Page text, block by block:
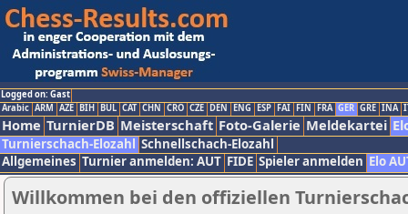
Logged on: Gast
Arabic ARM AZE BIH BUL CAT CHN CRO CZE DEN ENG ESP FAI FIN FRA GER GRE INA
Home TurnierDB Meisterschaft Foto-Galerie Meldekartei
Turnierschach-Elozahl Schnellschach-Elozahl
Allgemeines Turnier anmelden: AUT FIDE Spieler anmelden Elo
Willkommen bei den offiziellen